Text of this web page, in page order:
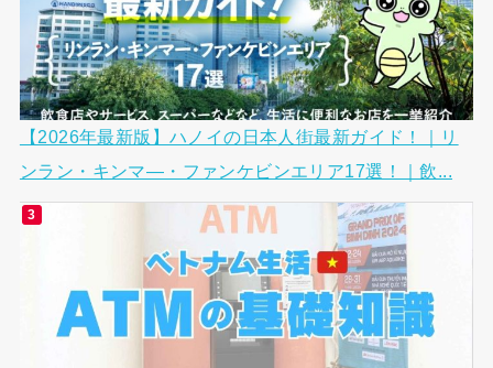
【2026年最新版】ハノイの日本人街最新ガイド！｜リ
ンラン・キンマ―・ファンケビンエリア17選！｜飲...